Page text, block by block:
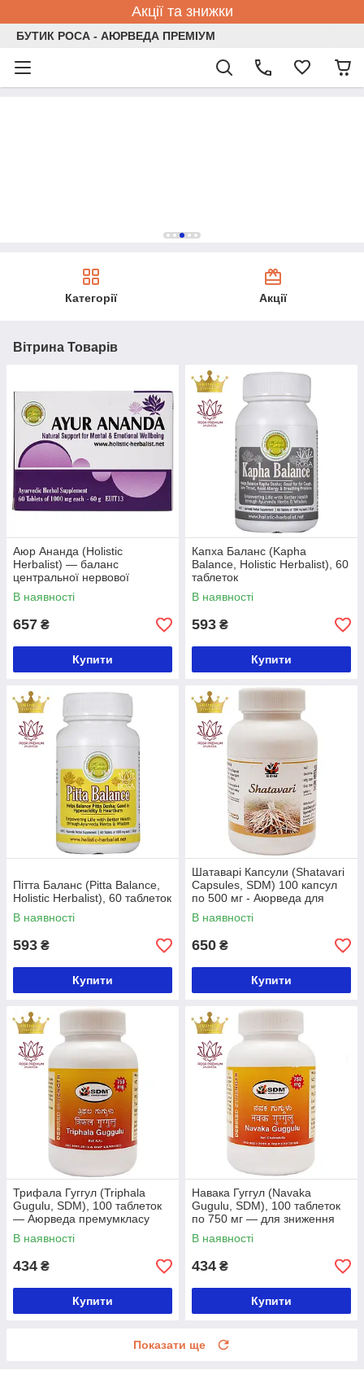
Акції та знижки
БУТИК РОСА - АЮРВЕДА ПРЕМІУМ
Категорії Акції
Вітрина Товарів
Аюр Ананда (Holistic
Herbalist) — баланс
центральної нервової
системи, 60 таблеток
В наявності
657 ₴
Купити
Капха Баланс (Kapha
Balance, Holistic Herbalist), 60
таблеток
В наявності
593 ₴
Купити
Пітта Баланс (Pitta Balance,
Holistic Herbalist), 60 таблеток
В наявності
593 ₴
Купити
Шатаварі Капсули (Shatavari
Capsules, SDM) 100 капсул
по 500 мг - Аюрведа для
жіночої репродуктивної
системи
В наявності
650 ₴
Купити
Трифала Гуггул (Triphala
Gugulu, SDM), 100 таблеток
— Аюрведа премумкласу
В наявності
434 ₴
Купити
Навака Гуггул (Navaka
Gugulu, SDM), 100 таблеток
по 750 мг — для зниження
ваги, Аюрведа преміумкласу
В наявності
434 ₴
Купити
Показати ще